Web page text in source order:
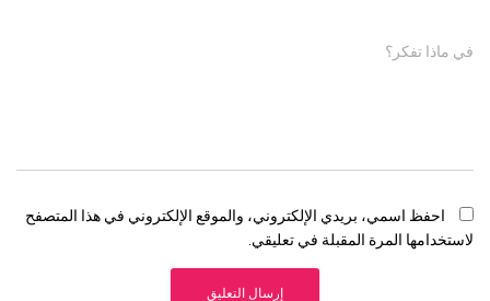
في ماذا تفكر؟
احفظ اسمي، بريدي الإلكتروني، والموقع الإلكتروني في هذا المتصفح
لاستخدامها المرة المقبلة في تعليقي.